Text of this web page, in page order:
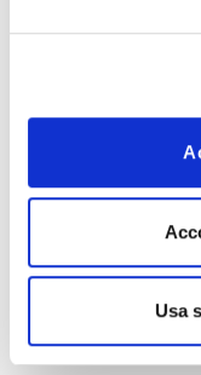
Usa